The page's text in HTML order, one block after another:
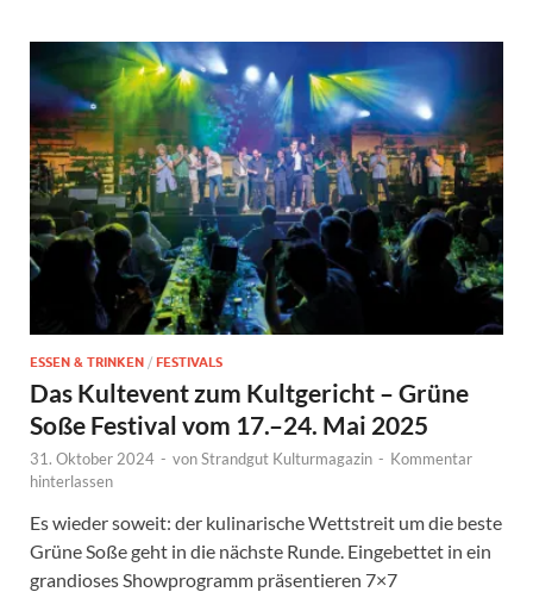
ESSEN & TRINKEN / FESTIVALS
Das Kultevent zum Kultgericht – Grüne
Soße Festival vom 17.–24. Mai 2025
31. Oktober 2024 - vonStrandgut Kulturmagazin - Kommentar
hinterlassen
Es wieder soweit: der kulinarische Wettstreit um die beste
Grüne Soße geht in die nächste Runde. Eingebettet in ein
grandioses Showprogramm präsentieren 7×7